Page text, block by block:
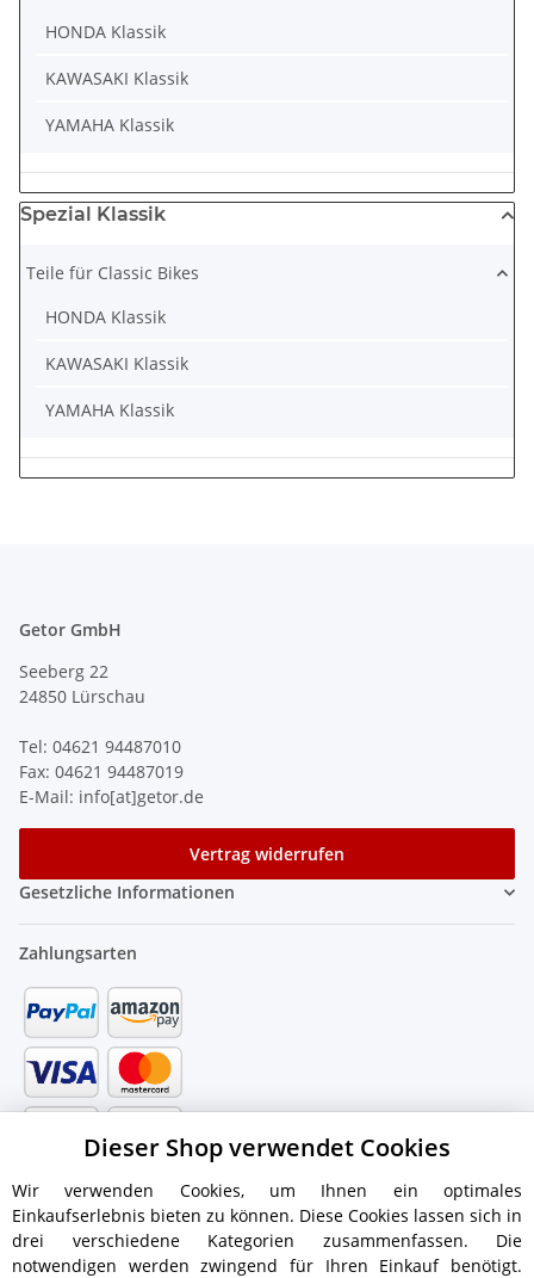
HONDA Klassik
KAWASAKI Klassik
YAMAHA Klassik
Spezial Klassik
Teile für Classic Bikes
HONDA Klassik
KAWASAKI Klassik
YAMAHA Klassik
Getor GmbH
Seeberg 22
24850 Lürschau
Tel: 04621 94487010
Fax: 04621 94487019
E-Mail: info[at]getor.de
Vertrag widerrufen
Gesetzliche Informationen
Zahlungsarten
Dieser Shop verwendet Cookies
Wir verwenden Cookies, um Ihnen ein optimales
Einkaufserlebnis bieten zu können. Diese Cookies lassen sich in
drei verschiedene Kategorien zusammenfassen. Die
notwendigen werden zwingend für Ihren Einkauf benötigt.